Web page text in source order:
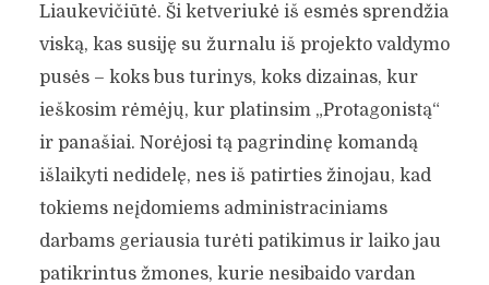
Liaukevičiūtė. Ši ketveriukė iš esmės sprendžia
viską, kas susiję su žurnalu iš projekto valdymo
pusės – koks bus turinys, koks dizainas, kur
ieškosim rėmėjų, kur platinsim „Protagonistą“
ir panašiai. Norėjosi tą pagrindinę komandą
išlaikyti nedidelę, nes iš patirties žinojau, kad
tokiems neįdomiems administraciniams
darbams geriausia turėti patikimus ir laiko jau
patikrintus žmones, kurie nesibaido vardan